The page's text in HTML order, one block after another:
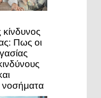
Πως οι
νοσήματα